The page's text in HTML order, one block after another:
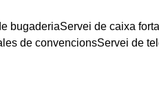
bugaderiaServei de caixa forta
de convencionsServei de